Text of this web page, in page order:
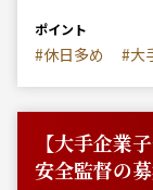
ポイント
#休日多め #大
【大手企業
安全監督の